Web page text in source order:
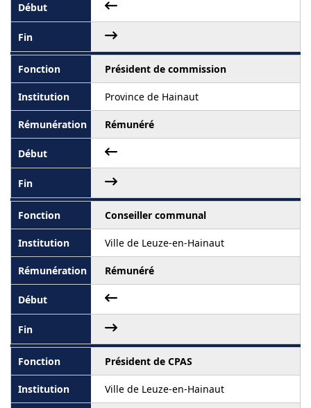
Président de commission
Province de Hainaut
Rémunéré
Conseiller communal
Ville de Leuze-en-Hainaut
Rémunéré
Président de CPAS
Ville de Leuze-en-Hainaut